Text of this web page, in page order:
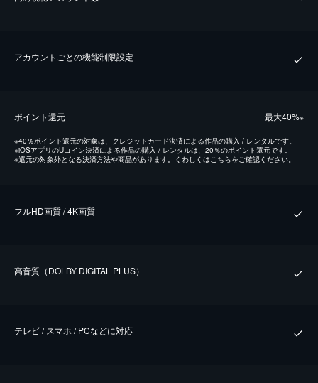
アカウントごとの機能制限設定
ポイント還元 最⼤40%※
※40％ポイント還元の対象は、クレジットカード決済による作品の購入 / レンタルです。
※iOSアプリのUコイン決済による作品の購入 / レンタルは、20％のポイント還元です。
※還元の対象外となる決済方法や商品があります。くわしくはこちらをご確認ください。
フルHD画質 / 4K画質
⾼⾳質（DOLBY DIGITAL PLUS）
テレビ / スマホ / PCなどに対応